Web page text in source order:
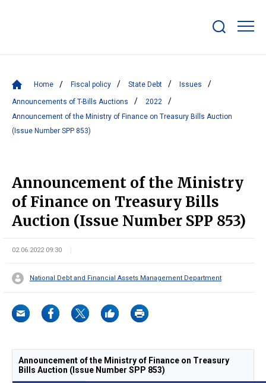
bar
Home Fiscal policy State Debt Issues
Announcements of T-Bills Auctions
2022
Announcement of the Ministry of Finance on Treasury Bills Auction
(Issue Number SPP 853)
Announcement of the Ministry
of Finance on Treasury Bills
Auction (Issue Number SPP 853)
02.06.2022 09:30
National Debt and Financial Assets Management Department
Announcement of the Ministry of Finance on Treasury
Bills Auction (Issue Number SPP 853)